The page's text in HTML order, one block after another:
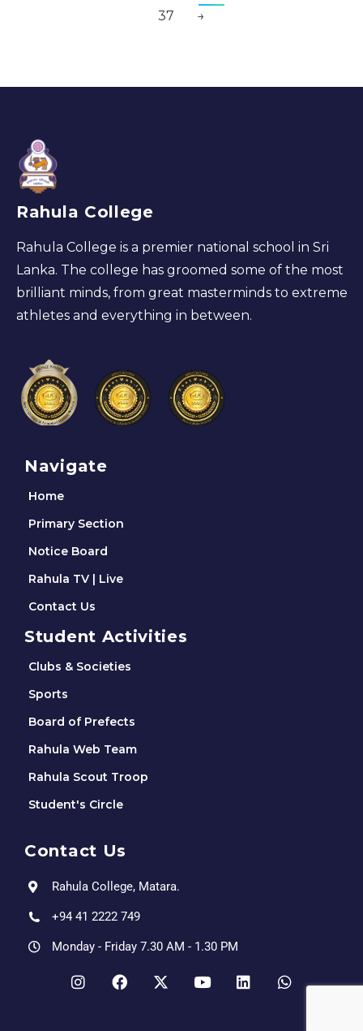
37
→
Rahula College
Rahula College is a premier national school in Sri
Lanka. The college has groomed some of the most
brilliant minds, from great masterminds to extreme
athletes and everything in between.
Navigate
Home
Primary Section
Notice Board
Rahula TV | Live
Contact Us
Student Activities
Clubs & Societies
Sports
Board of Prefects
Rahula Web Team
Rahula Scout Troop
Student's Circle
Contact Us
Rahula College, Matara.
+94 41 2222 749
Monday - Friday 7.30 AM - 1.30 PM